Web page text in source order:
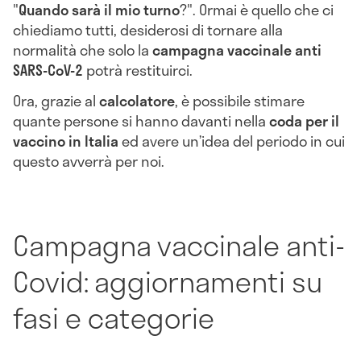
"Quando sarà il mio turno?". Ormai è quello che ci
chiediamo tutti, desiderosi di tornare alla
normalità che solo lacampagna vaccinale anti
SARS-CoV-2 potrà restituirci.
Ora, grazie alcalcolatore, è possibile stimare
quante persone si hanno davanti nellacoda per il
vaccino in Italiaed avere un’idea del periodo in cui
questo avverrà per noi.
Campagna vaccinale anti-
Covid: aggiornamenti su
fasi e categorie